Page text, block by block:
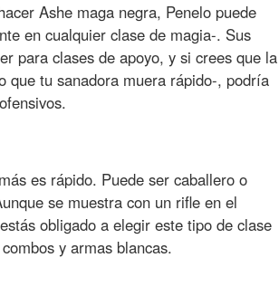
Ashe maga negra, Penelo puede
en cualquier clase de magia-. Sus
para clases de apoyo, y si crees que la
que tu sanadora muera rápido-, podría
es rápido. Puede ser caballero o
se muestra con un rifle en el
obligado a elegir este tipo de clase
y armas blancas.